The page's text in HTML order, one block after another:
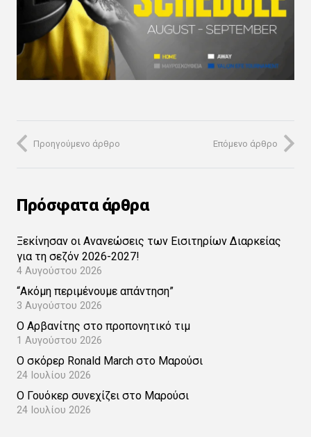
Προηγούμενο άρθρο Επόμενο άρθρο
Πρόσφατα άρθρα
Ξεκίνησαν οι Ανανεώσεις των Εισιτηρίων Διαρκείας
για τη σεζόν 2026-2027!
4 Αυγούστου 2026
“Ακόμη περιμένουμε απάντηση”
3 Αυγούστου 2026
Ο Αρβανίτης στο προπονητικό τιμ
1 Αυγούστου 2026
Ο σκόρερ Ronald March στο Μαρούσι
24 Ιουλίου 2026
Ο Γουόκερ συνεχίζει στο Μαρούσι
24 Ιουλίου 2026